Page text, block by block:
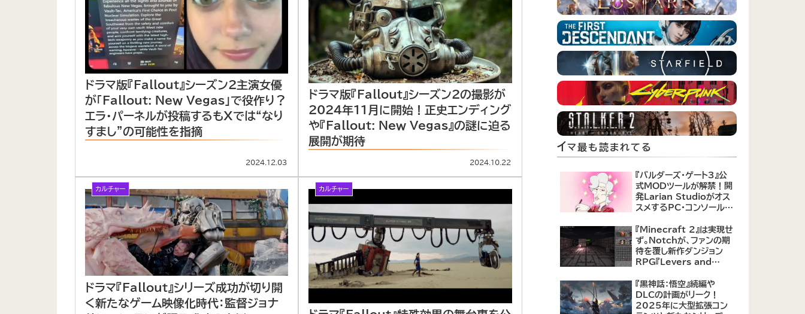
ドラマ版『Fallout』シーズン2主演女優
が「Fallout: New Vegas」で役作り？
エラ・パーネルが投稿するもXでは“なり
すまし”の可能性を指摘
2024.12.03
ドラマ版『Fallout』シーズン2の撮影が
2024年11月に開始！正史エンディング
や『Fallout: New Vegas』の謎に迫る
展開が期待
2024.10.22
カルチャー
ドラマ『Fallout』シリーズ成功が切り開
く新たなゲーム映像化時代：監督ジョナ
カルチャー
イマ最も読まれてる
『バルダーズ・ゲート3』公
式MODツールが解禁！開
発Larian Studioがオス
スメするPC・コンソール向
『Minecraft 2』は実現せ
ず。Notchが、ファンの期
待を覆し新作ダンジョン
RPG『Levers and
表！
『黒神話：悟空』続編や
DLCの計画がリーク！
2025年に大型拡張コン